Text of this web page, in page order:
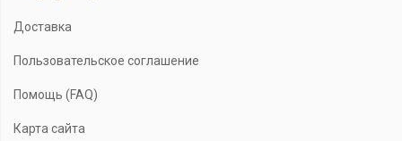
Доставка
Пользовательское соглашение
Помощь (FAQ)
Карта сайта